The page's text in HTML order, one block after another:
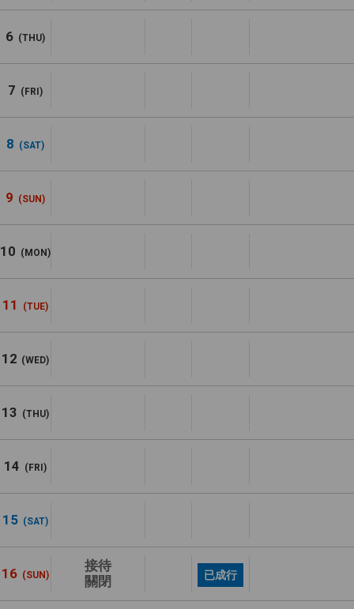
6 (THU)
7 (FRI)
8 (SAT)
9 (SUN)
10 (MON)
11 (TUE)
12 (WED)
13 (THU)
14 (FRI)
15 (SAT)
16 (SUN)
接待
關閉
已成行